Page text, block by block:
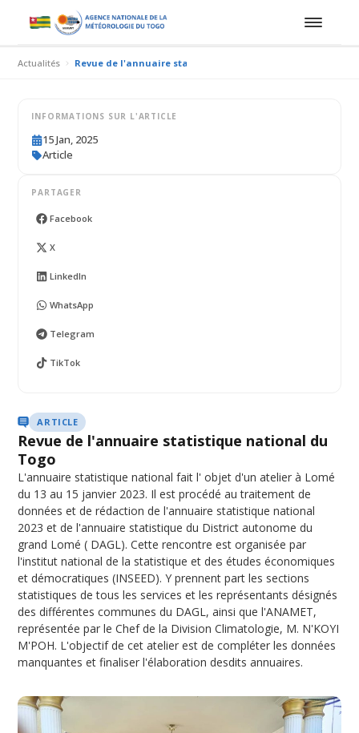
Actualités Revue de l'annuaire statistique national du Togo
ARTICLE
Revue de l'annuaire statistique national du
Togo
L'annuaire statistique national fait l' objet d'un atelier à Lomé
du 13 au 15 janvier 2023. Il est procédé au traitement de
données et de rédaction de l'annuaire statistique national
2023 et de l'annuaire statistique du District autonome du
grand Lomé ( DAGL). Cette rencontre est organisée par
l'institut national de la statistique et des études économiques
et démocratiques (INSEED). Y prennent part les sections
statistiques de tous les services et les représentants désignés
des différentes communes du DAGL, ainsi que l'ANAMET,
représentée par le Chef de la Division Climatologie, M. N'KOYI
M'POH. L'objectif de cet atelier est de compléter les données
manquantes et finaliser l'élaboration desdits annuaires.
INFORMATIONS SUR L'ARTICLE
15 Jan, 2025
Article
PARTAGER
Facebook
X
LinkedIn
WhatsApp
Telegram
TikTok